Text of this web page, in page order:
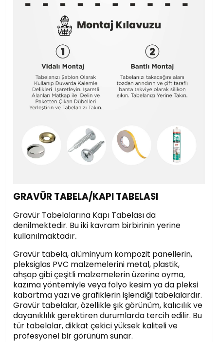
GRAVÜR TABELA/KAPI TABELASI
Gravür Tabelalarına Kapı Tabelası da
denilmektedir. Bu iki kavram birbirinin yerine
kullanılmaktadır.
Gravür tabela, alüminyum kompozit panellerin,
pleksiglas PVC malzemelerini metal, plastik,
ahşap gibi çeşitli malzemelerin üzerine oyma,
kazıma yöntemiyle veya folyo kesim ya da pleksi
kabartma yazı ve grafiklerin işlendiği tabelalardır.
Gravür tabelalar, özellikle şık görünüm, kalıcılık ve
dayanıklılık gerektiren durumlarda tercih edilir. Bu
tür tabelalar, dikkat çekici yüksek kaliteli ve
profesyonel bir görünüm sunar.